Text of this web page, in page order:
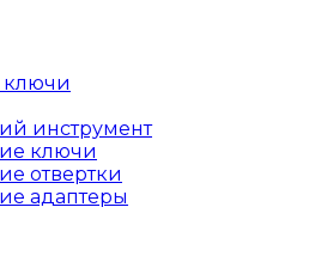
ключи
инструмент
ключи
отвертки
адаптеры